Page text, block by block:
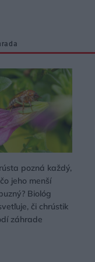
pozná každý,
jeho menší
Biológ
či chrústik
záhrade